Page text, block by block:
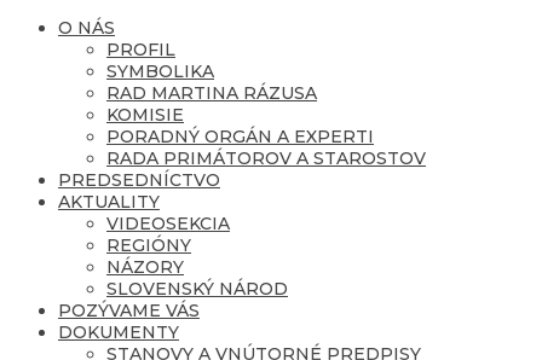
O NÁS
PROFIL
SYMBOLIKA
RAD MARTINA RÁZUSA
KOMISIE
PORADNÝ ORGÁN A EXPERTI
RADA PRIMÁTOROV A STAROSTOV
PREDSEDNÍCTVO
AKTUALITY
VIDEOSEKCIA
REGIÓNY
NÁZORY
SLOVENSKÝ NÁROD
POZÝVAME VÁS
DOKUMENTY
STANOVY A VNÚTORNÉ PREDPISY